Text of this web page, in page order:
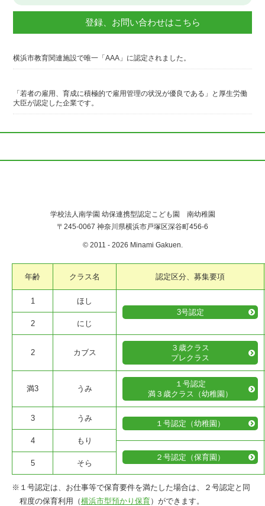
登録、お問い合わせはこちら
横浜市教育関連施設で唯一「AAA」に認定されました。
「若者の雇用、育成に積極的で雇用管理の状況が優良である」と厚生労働
大臣が認定した企業です。
学校法人南学園 幼保連携型認定こども園 南幼稚園
〒245-0067 神奈川県横浜市戸塚区深谷町456-6
© 2011 - 2026 Minami Gakuen.
年齢 クラス名 認定区分、募集要項
1
ほし
3号認定
2
にじ
2 カブス
３歳クラス
プレクラス
満3 うみ
１号認定
満３歳クラス（幼稚園）
3 うみ
１号認定（幼稚園）
4
もり
２号認定（保育園）
5 そら
※１号認定は、お仕事等で保育要件を満たした場合は、２号認定と同
程度の保育利用（横浜市型預かり保育）ができます。